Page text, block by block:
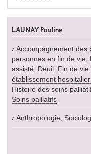
LAUNAY Pauline
Accompagnement des
personnes en fin de vie,
assisté, Deuil , Fin de vie
établissement
Histoire des soins
Soins palliatifs
Anthropologie,